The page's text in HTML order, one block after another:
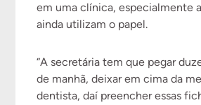
em uma clínica, especialmente
ainda utilizam o papel.
“A secretária tem que pegar
de manhã, deixar em cima da
dentista, daí preencher essas